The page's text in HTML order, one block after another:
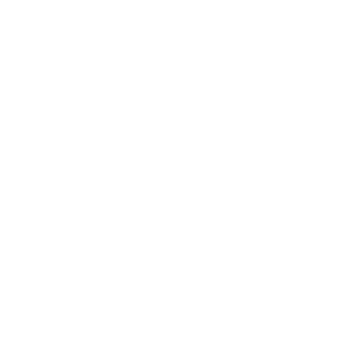
Karussell-Navigation springen, indem du die Skip-Links